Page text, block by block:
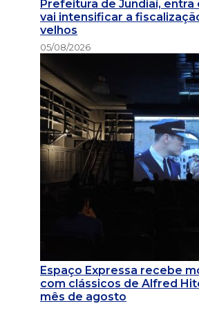
Prefeitura de Jundiaí, entra
vai intensificar a
velhos
05/08/2026
Espaço Expressa recebe
com clássicos de Alfred
mês de agosto